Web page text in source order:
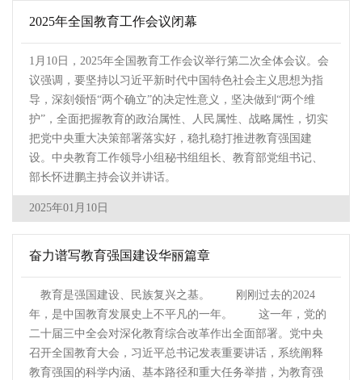
2025年全国教育工作会议闭幕
1月10日，2025年全国教育工作会议举行第二次全体会议。会
议强调，要坚持以习近平新时代中国特色社会主义思想为指
导，深刻领悟“两个确立”的决定性意义，坚决做到“两个维
护”，全面把握教育的政治属性、人民属性、战略属性，切实
把党中央重大决策部署落实好，稳扎稳打推进教育强国建
设。中央教育工作领导小组秘书组组长、教育部党组书记、
部长怀进鹏主持会议并讲话。
2025年01月10日
奋力谱写教育强国建设华丽篇章
教育是强国建设、民族复兴之基。 刚刚过去的2024
年，是中国教育发展史上不平凡的一年。 这一年，党的
二十届三中全会对深化教育综合改革作出全面部署。党中央
召开全国教育大会，习近平总书记发表重要讲话，系统阐释
教育强国的科学内涵、基本路径和重大任务举措，为教育强